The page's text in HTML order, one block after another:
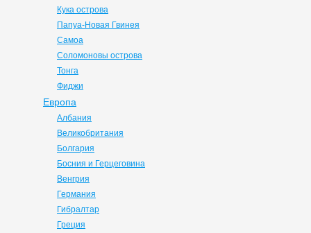
Кука острова
Папуа-Новая Гвинея
Самоа
Соломоновы острова
Тонга
Фиджи
Европа
Албания
Великобритания
Болгария
Босния и Герцеговина
Венгрия
Германия
Гибралтар
Греция